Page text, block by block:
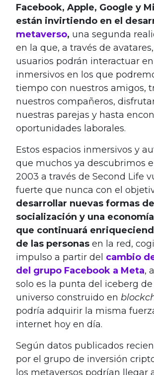
Facebook, Apple, Google y
están invirtiendo en el
metaverso, una segunda
en la que, a través de
usuarios podrán interactuar
inmersivos en los que
tiempo con nuestros amigos,
nuestros compañeros,
nuestras parejas y hasta
oportunidades laborales.
Estos espacios inmersivos y
que muchos ya descubrimos
2003 a través de Second Life
fuerte que nunca con el
desarrollar nuevas formas de
socialización y una
que continuará
de las personas en la red,
impulso a partir del cambio
del grupo Facebook a Meta,
solo es la punta del iceberg
universo construido en
podría adquirir la misma
internet hoy en día.
Según datos publicados
por el grupo de inversión
los metaversos podrían llegar